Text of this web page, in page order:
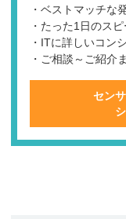
・ベストマッチな
・たった1日のス
・ITに詳しいコン
・ご相談～ご紹介
セン